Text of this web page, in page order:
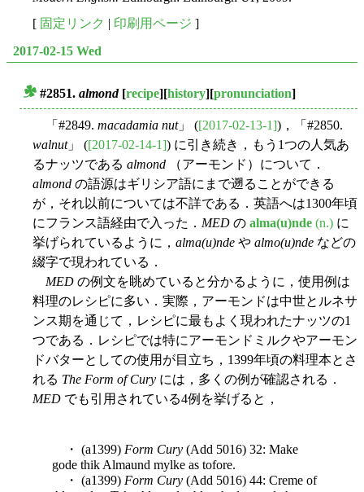
[ 固定リンク | 印刷用ページ ]
2017-02-15 Wed
#2851. almond[recipe][history][pronunciation]
「#2849. macadamia nut」 ([2017-02-13-1])，「#2850.
walnut」 ([2017-02-14-1]) に引き続き，もう1つの人気あ
るナッツである almond （アーモンド）について．
almond の語源はギリシア語にまで遡ることができる
が，それ以前については不詳である．英語へは1300年頃
にフランス語経由で入った． MED の alma(u)nde (n.) に
挙げられているように， alma(u)nde や almo(u)nde などの
綴字で現われている．
MED の例文を眺めていると分かるように，使用例は
料理のレシピに多い．実際，アーモンドは中世とルネサ
ンス期を通じて，レシピに最もよく現われたナッツの1
つである．レシピでは特にアーモンドミルクやアーモン
ドバターとしての使用が目立ち，1399年頃の料理本とさ
れる The Form of Cury には，多くの例が確認される．
MED でも引用されている4例を挙げると，
・ (a1399) Form Cury (Add 5016) 32: Make
gode thik Almaund mylke as tofore.
・ (a1399) Form Cury (Add 5016) 44: Creme of